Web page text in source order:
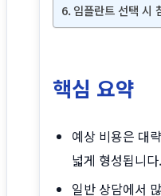
임플란트 선택 시
핵심 요약
예상 비용은 대
넓게 형성됩니다.
일반 상담에서